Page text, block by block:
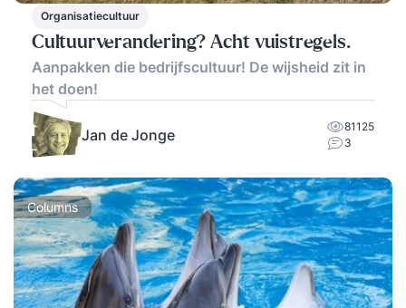
Organisatiecultuur
Cultuurverandering? Acht vuistregels.
Aanpakken die bedrijfscultuur! De wijsheid zit in
het doen!
Jan de Jonge
81125
3
Columns